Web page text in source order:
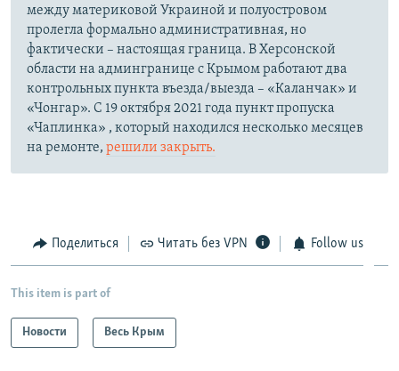
между материковой Украиной и полуостровом
пролегла формально административная, но
фактически – настоящая граница. В Херсонской
области на админгранице с Крымом работают два
контрольных пункта въезда/выезда – «Каланчак» и
«Чонгар». С 19 октября 2021 года пункт пропуска
«Чаплинка» , который находился несколько месяцев
на ремонте, решили закрыть.
Поделиться Читать без VPN Follow us
This item is part of
Новости Весь Крым